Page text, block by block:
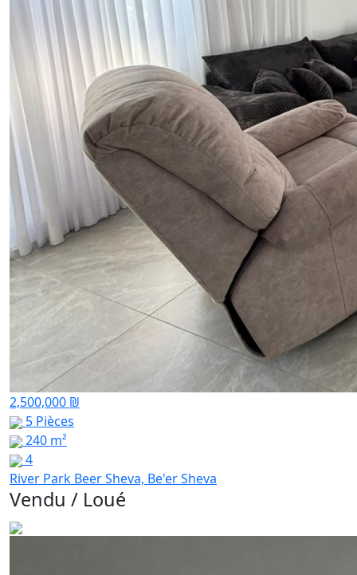
2,500,000 ₪
5 Pièces
240 m²
4
River Park Beer Sheva, Be'er Sheva
Vendu / Loué